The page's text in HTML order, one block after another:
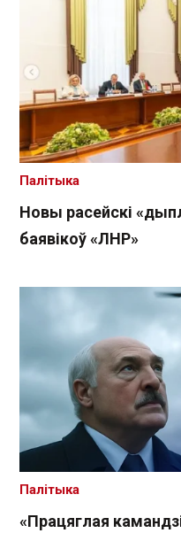
Новы расейскі
баявікоў «ЛНР»
Палітыка
«Працяглая
Палітыка